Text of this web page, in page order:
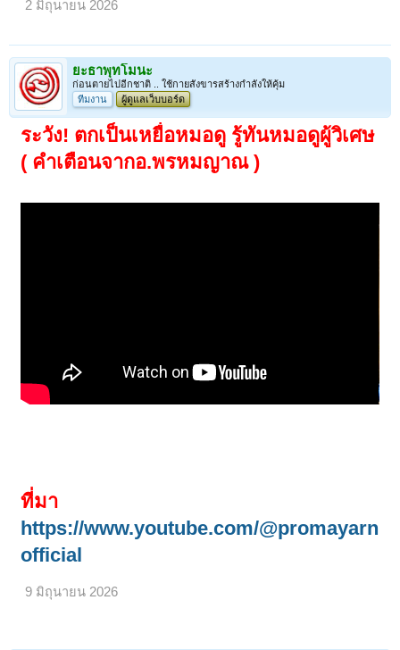
2 มิถุนายน 2026
ยะธาพุทโมนะ
ก่อนตายไปอีกชาติ .. ใช้กายสังขารสร้างกำลังให้คุ้ม
ทีมงาน
ผู้ดูแลเว็บบอร์ด
ระวัง! ตกเป็นเหยื่อหมอดู รู้ทันหมอดูผู้วิเศษ
( คำเตือนจากอ.พรหมญาณ )
ที่มา
https://www.youtube.com/@promayarn
official
9 มิถุนายน 2026